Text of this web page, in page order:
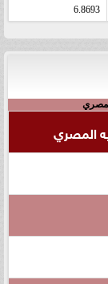
6.8693
المصري